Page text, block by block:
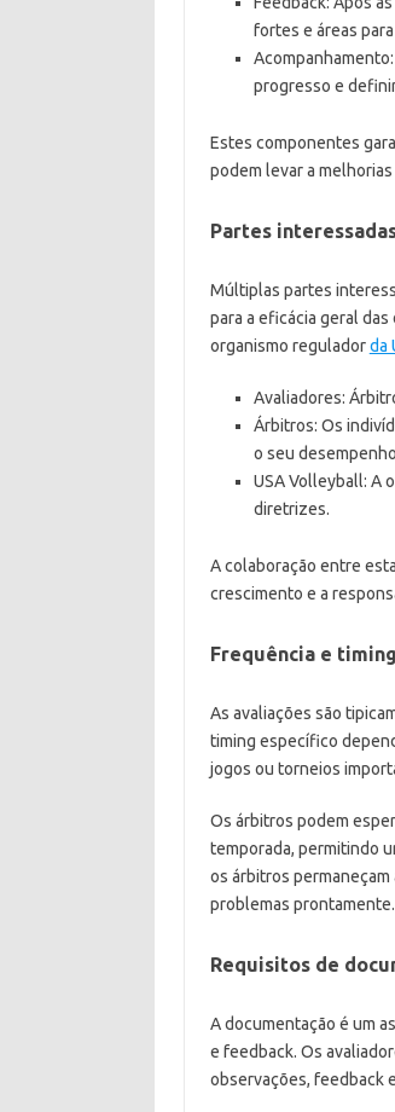
fortes e áreas
progresso e
Estes componentes
podem levar a
Partes
Múltiplas partes
para a eficácia geral
organismo reguladorda
Avaliadores:
Árbitros: Os
o seu
USA Volleyball: A
diretrizes.
A colaboração entre
crescimento e a
Frequência e
As avaliações são
timing específico
jogos ou torneios
Os árbitros podem
temporada, permitindo
os árbitros
problemas prontamente.
Requisitos de
A documentação é um
e feedback. Os
observações, feedback